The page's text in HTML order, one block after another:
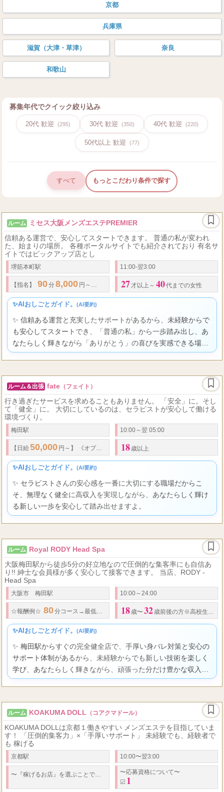
京都
兵庫県
滋賀（大津・草津） 奈良
和歌山
募集年代でクイック絞り込み
20代 歓迎 (295) 30代 歓迎 (350) 40代 歓迎 (220)
50代以上 歓迎 (77)
すべて もっとこだわり条件で探す
ルーム
ミセス大阪メンズエステPREMIER
信頼ある運営で、安心してスタートできます。 普通の私が変われ
た、始まりの場所。 各種ポータルサイトでも紹介されており 有名サ
イトではピックアップ店とし
堺筋本町駅 11:00-翌3:00
【指名】 90分8,000 円～ 14,000 円120 分11,000円～17,00...
27才以上～ 40代までの女性
✨AIおしごとガイド。 (AI要約)
✨ 信頼ある運営と充実したサポートがあるから、未経験からで
も安心してスタートでき、「普通の私」から一歩踏み出し、あ
なたらしく輝きながら「ありがとう」の喜びを実感できる場所
ですよ。
ルーム＆出張 fate （フェイト）
行き過ぎたサービスを求めることもありません。 「安全」に。そし
て「健全」に。 大切にしているのは、セラピストが安心して働ける
環境づくり。
梅田駅 10:00～翌 05:00
【 日給 50,000 円～】 《オプション無しで業界最高水準の 18 歳以上
✨AIおしごとガイド。 (AI要約)
✨ セラピストさんの安心感を一番に大切にする職場だからこ
そ、無理なく健全に高収入を実現しながら、あなたらしく輝け
る新しい一歩を安心して踏み出せますよ。
ルーム Royal RODY Head Spa
大阪梅田駅から徒歩5分の好立地なので圧倒的な集客率にも自信あ
り!! 紳士な会員様が多く安心して接客できます。 当店、RODY -
Head Spa
大阪市 梅田駅 10:00～24:00
☆報酬例 ☆ 80分コース→最低8,500 円バック100分コース→最低
18 歳〜 32 歳前後の方※高校生は不可
✨AIおしごとガイド。 (AI要約)
✨ 梅田駅からすぐの完全健全店で、手厚い身バレ対策と安心の
サポート体制があるから、未経験からでも新しい技術を楽しく
学び、あなたらしく輝きながら、頑張った分だけ豊かな収入を
得られますよ。
ルーム KOAKUMA DOLL （コアクマドール）
KOAKUMA DOLLは京都１働きやすい メンズエステを目指していま
す！ 「圧倒的集客力」×「手厚いサポート」 未経験でも、経験者で
も 稼げる
京都駅 10:00〜翌3:00
〜『稼げるお店』を選ぶことで、アナタの未来が変わる〜 「しっかり稼ぎたい！」 「
〜応募資格について〜
☑ 1